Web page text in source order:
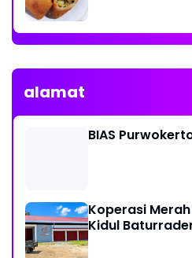
alamat
BIAS
Koperasi
Kidul